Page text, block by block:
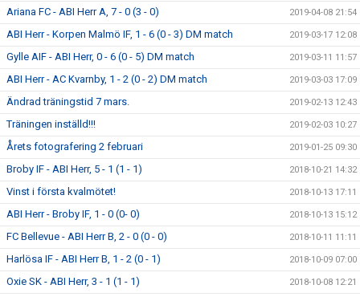
Ariana FC - ABI Herr A, 7 - 0 (3 - 0) 2019-04-08 21:54
ABI Herr - Korpen Malmö IF, 1 - 6 (0 - 3) DM match 2019-03-17 12:08
Gylle AIF - ABI Herr, 0 - 6 (0 - 5) DM match 2019-03-11 11:57
ABI Herr - AC Kvarnby, 1 - 2 (0 - 2) DM match 2019-03-03 17:09
Ändrad träningstid 7 mars. 2019-02-13 12:43
Träningen inställd!!! 2019-02-03 10:27
Årets fotografering 2 februari 2019-01-25 09:30
Broby IF - ABI Herr, 5 - 1 (1 - 1) 2018-10-21 14:32
Vinst i första kvalmötet! 2018-10-13 17:11
ABI Herr - Broby IF, 1 - 0 (0- 0) 2018-10-13 15:12
FC Bellevue - ABI Herr B, 2 - 0 (0 - 0) 2018-10-11 11:11
Harlösa IF - ABI Herr B, 1 - 2 (0 - 1) 2018-10-09 07:00
Oxie SK - ABI Herr, 3 - 1 (1 - 1) 2018-10-08 12:21